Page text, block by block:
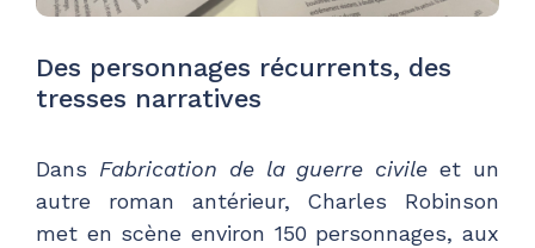
Des personnages récurrents, des
tresses narratives
Dans Fabrication de la guerre civile et un
autre roman antérieur, Charles Robinson
met en scène environ 150 personnages, aux